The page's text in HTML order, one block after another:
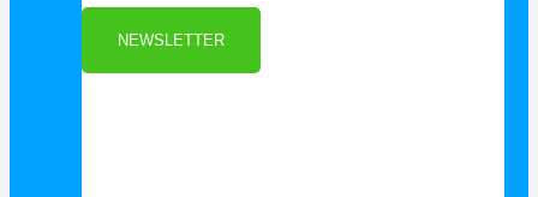
Als Danke schön für Ihre Anmeldung
NEWSLETTER